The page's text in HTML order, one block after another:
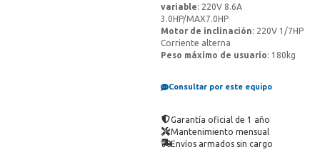
variable: 220V 8.6A
3.0HP/MAX7.0HP
Motor de inclinación: 220V 1/7HP
Corriente alterna
Peso máximo de usuario: 180kg
Consultar por este equipo
Garantía oficial de 1 año
Mantenimiento mensual
Envíos armados sin cargo